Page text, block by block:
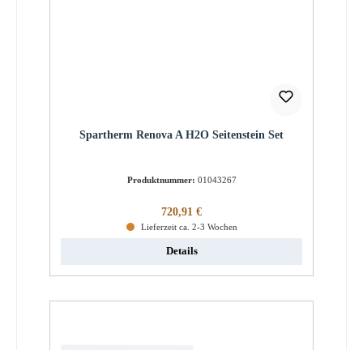
Spartherm Renova A H2O Seitenstein Set
Produktnummer: 01043267
Regulärer Preis:
720,91 €
Lieferzeit ca. 2-3 Wochen
Details